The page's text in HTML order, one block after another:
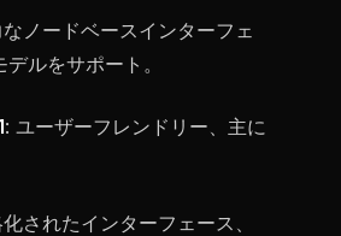
ノードベースインターフェ
ルをサポート。
: ユーザーフレンドリー、主に
されたインターフェース、